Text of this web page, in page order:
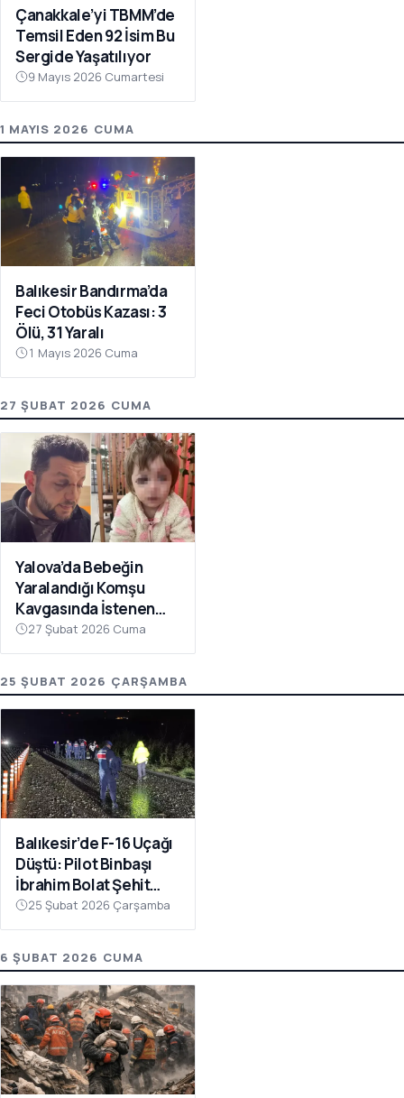
Çanakkale’yi TBMM’de
Temsil Eden 92 İsim Bu
Sergide Yaşatılıyor
9 Mayıs 2026 Cumartesi
1 MAYIS 2026 CUMA
Balıkesir Bandırma’da
Feci Otobüs Kazası: 3
Ölü, 31 Yaralı
1 Mayıs 2026 Cuma
27 ŞUBAT 2026 CUMA
Yalova’da Bebeğin
Yaralandığı Komşu
Kavgasında İstenen
Ceza Belli Oldu: Çocuk
Skuter’ı ‘Silah’ Sayıldı
27 Şubat 2026 Cuma
25 ŞUBAT 2026 ÇARŞAMBA
Balıkesir’de F-16 Uçağı
Düştü: Pilot Binbaşı
İbrahim Bolat Şehit
Oldu
25 Şubat 2026 Çarşamba
6 ŞUBAT 2026 CUMA